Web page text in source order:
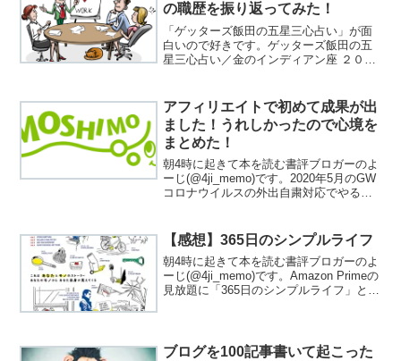
の職歴を振り返ってみた！
「ゲッターズ飯田の五星三心占い」が面
白いので好きです。ゲッターズ飯田の五
星三心占い／金のインディアン座 ２０２
「7年間で蓄えてきた力を発揮する年」...
アフィリエイトで初めて成果が出
ました！うれしかったので心境を
まとめた！
朝4時に起きて本を読む書評ブロガーのよ
ーじ(@4ji_memo)です。2020年5月のGW
コロナウイルスの外出自粛対応でやるこ
てアフィリエイトで成果が出ました!イエ
ー...
【感想】365日のシンプルライフ
朝4時に起きて本を読む書評ブロガーのよ
ーじ(@4ji_memo)です。Amazon Primeの
見放題に「365日のシンプルライフ」とい
ブログを100記事書いて起こった